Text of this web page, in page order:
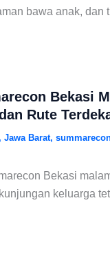
bawa anak, dan
Bekasi
Rute
Jawa Barat,
Bekasi
keluarga